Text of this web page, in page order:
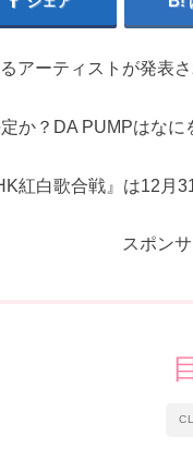
アーティストが発表さ
か？DA PUMPはなに
紅白歌合戦』は12月
スポン